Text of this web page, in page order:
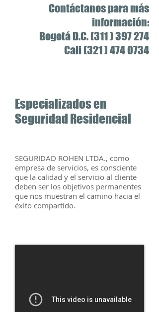
Contáctanos para más
información:
Bogotá D.C. (311 ) 397 274
Cali(321 ) 474 0734
Especializados en
Seguridad Residencial
SEGURIDAD ROHEN LTDA., como
empresa de servicios, es consciente
que la calidad y el servicio al cliente
deben ser los objetivos permanentes
que nos muestran el camino hacia el
éxito compartido.